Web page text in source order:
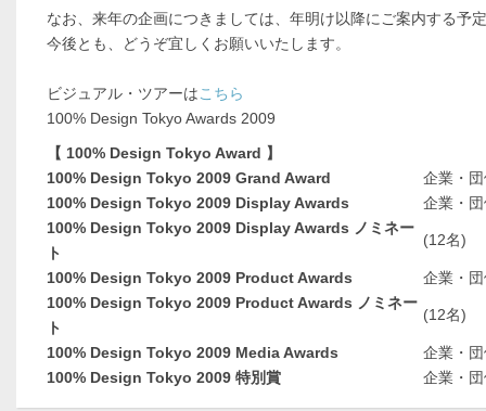
なお、来年の企画につきましては、年明け以降にご案内する予
今後とも、どうぞ宜しくお願いいたします。
ビジュアル・ツアーはこちら
100% Design Tokyo Awards 2009
【 100% Design Tokyo Award 】
100% Design Tokyo 2009 Grand Award
企業・
100% Design Tokyo 2009 Display Awards
企業・
100% Design Tokyo 2009 Display Awards ノミネー
ト
(12名)
100% Design Tokyo 2009 Product Awards
企業・
100% Design Tokyo 2009 Product Awards ノミネー
ト
(12名)
100% Design Tokyo 2009 Media Awards
企業・
100% Design Tokyo 2009 特別賞
企業・